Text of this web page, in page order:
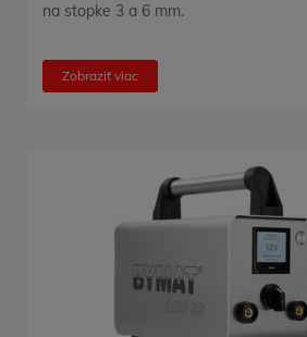
na stopke 3 a 6 mm.
Zobraziť viac